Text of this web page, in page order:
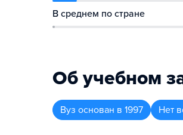
В среднем по стране
Об учебном
Вуз основан в 1997 Нет